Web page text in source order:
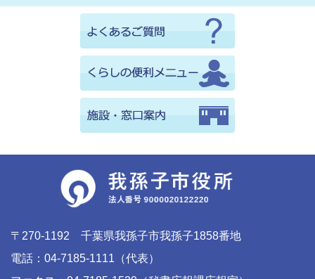
〒270-1192 千葉県我孫子市我孫子1858番地
電話：04-7185-1111（代表）